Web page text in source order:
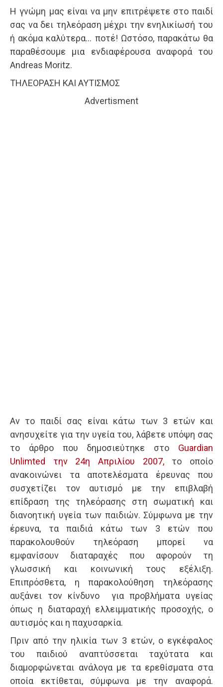
Η γνώμη μας είναι να μην επιτρέψετε στο παιδί
σας να δει τηλεόραση μέχρι την ενηλικίωσή του
ή ακόμα καλύτερα… ποτέ! Ωστόσο, παρακάτω θα
παραθέσουμε μια ενδιαφέρουσα αναφορά του
Andreas Moritz.
ΤΗΛΕΟΡΑΣΗ ΚΑΙ ΑΥΤΙΣΜΟΣ
Advertisment
Αν το παιδί σας είναι κάτω των 3 ετών και
ανησυχείτε για την υγεία του, λάβετε υπόψη σας
το άρθρο που δημοσιεύτηκε στο Guardian
Unlimted την 24η Απριλίου 2007,το οποίο
ανακοινώνει τα αποτελέσματα έρευνας που
συσχετίζει τον αυτισμό με την επιβλαβή
επίδραση της τηλεόρασης στη σωματική και
διανοητική υγεία των παιδιών. Σύμφωνα με την
έρευνα, τα παιδιά κάτω των 3 ετών που
παρακολουθούν τηλεόραση μπορεί να
εμφανίσουν διαταραχές που αφορούν τη
γλωσσική και κοινωνική τους εξέλιξη.
Επιπρόσθετα, η παρακολούθηση τηλεόρασης
αυξάνει τον κίνδυνο για προβλήματα υγείας
όπως η διαταραχή ελλειμματικής προσοχής, ο
αυτισμός και η παχυσαρκία.
Πριν από την ηλικία των 3 ετών, ο εγκέφαλος
του παιδιού αναπτύσσεται ταχύτατα και
διαμορφώνεται ανάλογα με τα ερεθίσματα στα
οποία εκτίθεται, σύμφωνα με την αναφορά.